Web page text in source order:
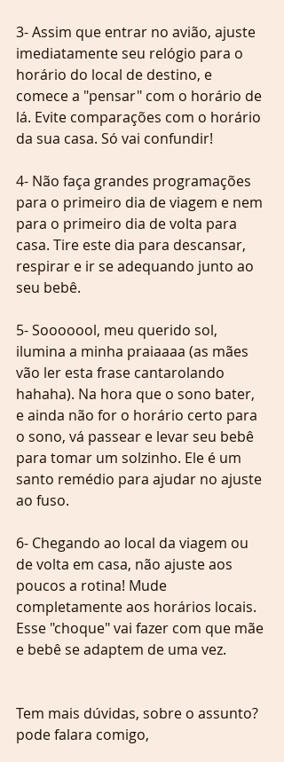
3- Assim que entrar no avião, ajuste
imediatamente seu relógio para o
horário do local de destino, e
comece a "pensar" com o horário de
lá. Evite comparações com o horário
da sua casa. Só vai confundir!
4- Não faça grandes programações
para o primeiro dia de viagem e nem
para o primeiro dia de volta para
casa. Tire este dia para descansar,
respirar e ir se adequando junto ao
seu bebê.
5- Sooooool, meu querido sol,
ilumina a minha praiaaaa (as mães
vão ler esta frase cantarolando
hahaha). Na hora que o sono bater,
e ainda não for o horário certo para
o sono, vá passear e levar seu bebê
para tomar um solzinho. Ele é um
santo remédio para ajudar no ajuste
ao fuso.
6- Chegando ao local da viagem ou
de volta em casa, não ajuste aos
poucos a rotina! Mude
completamente aos horários locais.
Esse "choque" vai fazer com que mãe
e bebê se adaptem de uma vez.
Tem mais dúvidas, sobre o assunto?
pode falara comigo,